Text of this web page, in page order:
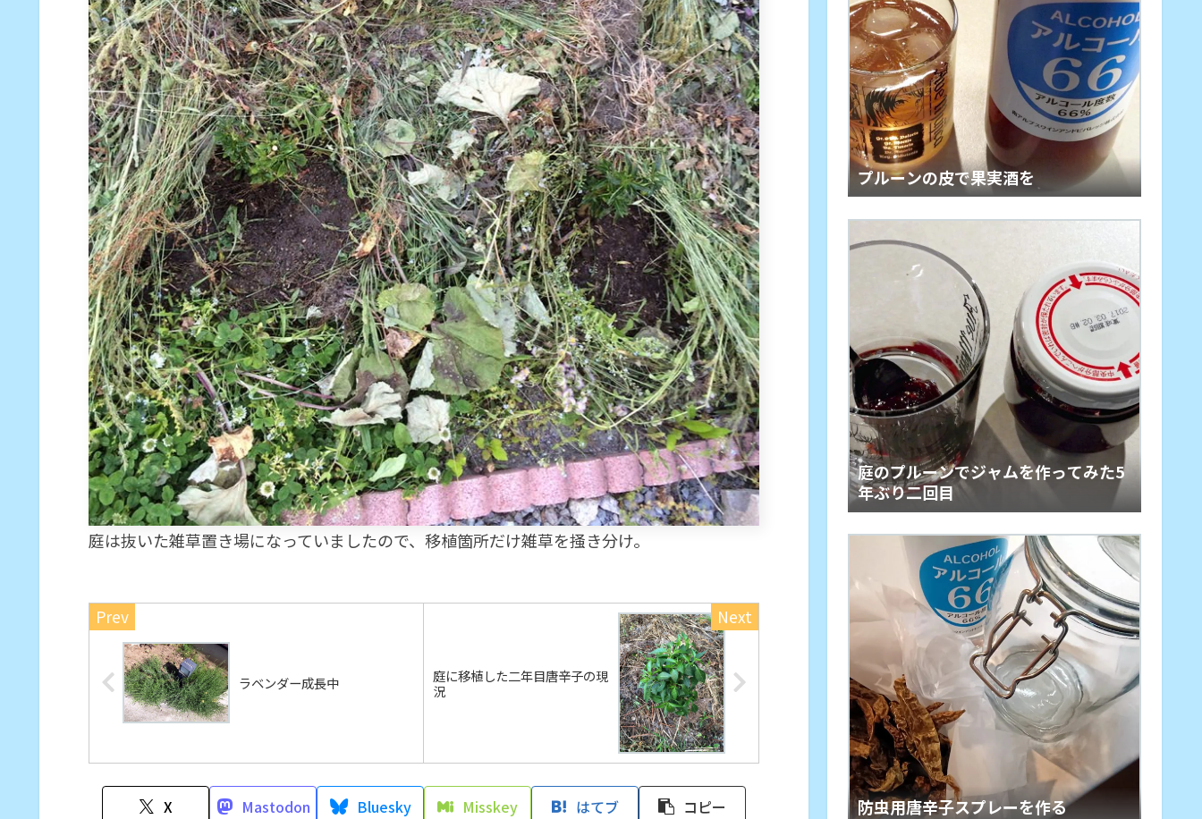
庭は抜いた雑草置き場になっていましたので、移植箇所だけ雑草を掻き分け。
ラベンダー成長中
庭に移植した二年目唐辛子の現
況
X Mastodon Bluesky Misskey はてブ コピー
プルーンの皮で果実酒を
庭のプルーンでジャムを作ってみた5
年ぶり二回目
防虫用唐辛子スプレーを作る